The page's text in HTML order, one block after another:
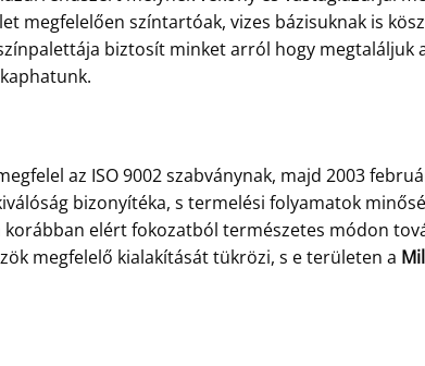
megfelelően színtartóak, vizes bázisuknak is
biztosít minket arról hogy megtaláljuk
az ISO 9002 szabványnak, majd 2003
bizonyítéka, s termelési folyamatok
elért fokozatból természetes módon
megfelelő kialakítását tükrözi, s e területen a